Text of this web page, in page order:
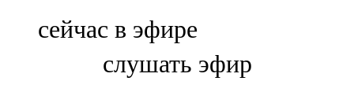
Болгар
сейчас в эфире
слушать эфир